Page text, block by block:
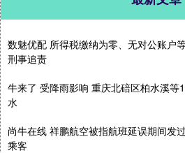
数魅优配 所得税缴纳为零、无对公账户
刑事追责
牛来了 受降雨影响 重庆北碚区柏水溪等
水
尚牛在线 祥鹏航空被指航班延误期间发
乘客